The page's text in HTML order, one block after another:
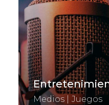
Medios | Juegos